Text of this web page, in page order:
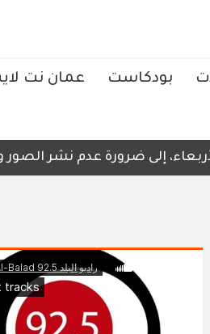
بودكاست عمان نت
إلى ضرورة عدم نشر الصور